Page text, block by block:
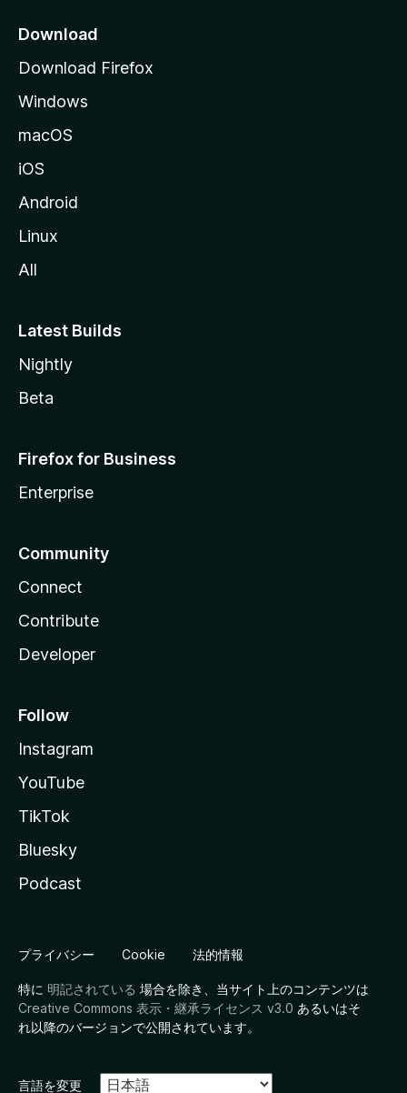
Download
Download Firefox
Windows
macOS
iOS
Android
Linux
All
Latest Builds
Nightly
Beta
Firefox for Business
Enterprise
Community
Connect
Contribute
Developer
Follow
Instagram
YouTube
TikTok
Bluesky
Podcast
プライバシー Cookie 法的情報
特に 明記されている 場合を除き、当サイト上のコンテンツは
Creative Commons 表示・継承ライセンス v3.0 あるいはそ
れ以降のバージョンで公開されています。
言語を変更